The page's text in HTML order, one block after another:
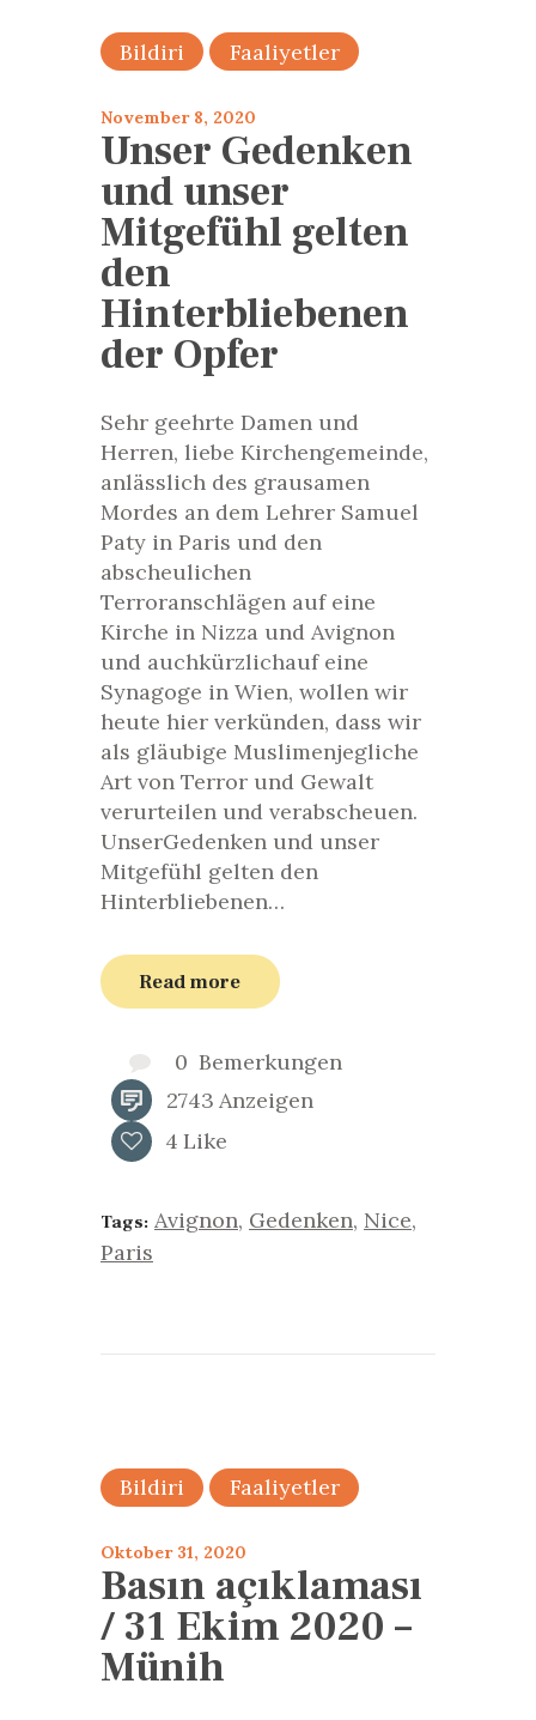
Bildiri Faaliyetler
November 8, 2020
Unser Gedenken
und unser
Mitgefühl gelten
den
Hinterbliebenen
der Opfer
Sehr geehrte Damen und
Herren, liebe Kirchengemeinde,
anlässlich des grausamen
Mordes an dem Lehrer Samuel
Paty in Paris und den
abscheulichen
Terroranschlägen auf eine
Kirche in Nizza und Avignon
und auchkürzlichauf eine
Synagoge in Wien, wollen wir
heute hier verkünden, dass wir
als gläubige Muslimenjegliche
Art von Terror und Gewalt
verurteilen und verabscheuen.
UnserGedenken und unser
Mitgefühl gelten den
Hinterbliebenen…
Read more
0 Bemerkungen
2743 Anzeigen
4 Like
Tags: Avignon, Gedenken, Nice,
Paris
Bildiri Faaliyetler
Oktober 31, 2020
Basın açıklaması
/ 31 Ekim 2020 –
Münih